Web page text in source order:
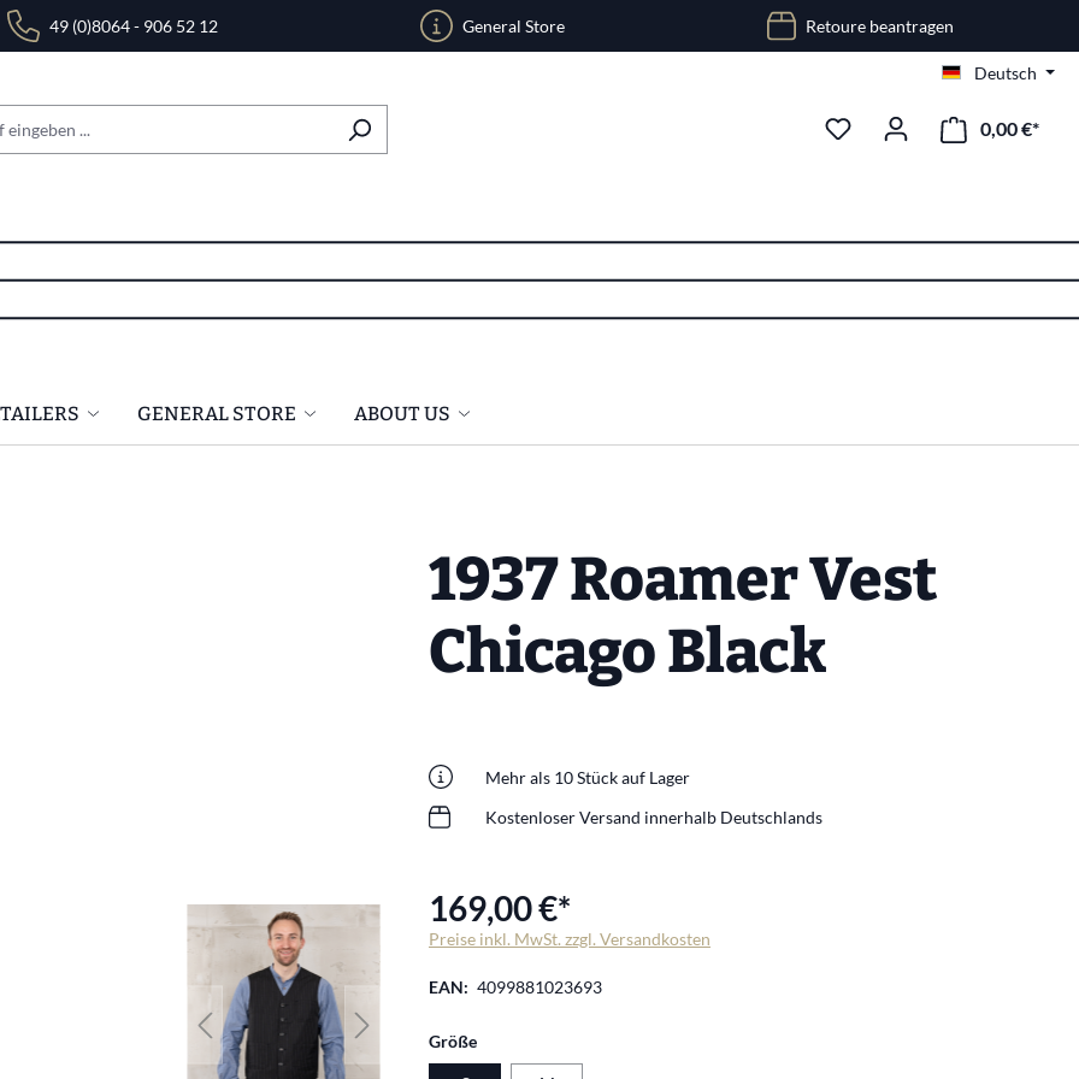
49 (0)8064 - 906 52 12 General Store Retoure beantragen
Deutsch
0,00 €*
GENERAL STORE ABOUT US
1937 Roamer Vest
Chicago Black
Mehr als 10 Stück auf Lager
Kostenloser Versand innerhalb Deutschlands
169,00 €*
Preise inkl. MwSt. zzgl. Versandkosten
EAN: 4099881023693
Größeauswählen